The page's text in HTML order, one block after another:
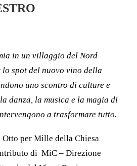
in un villaggio del Nord
spot del nuovo vino della
uno scontro di culture e
danza, la musica e la magia di
a trasformare tutto.
per Mille della Chiesa
di MiC – Direzione